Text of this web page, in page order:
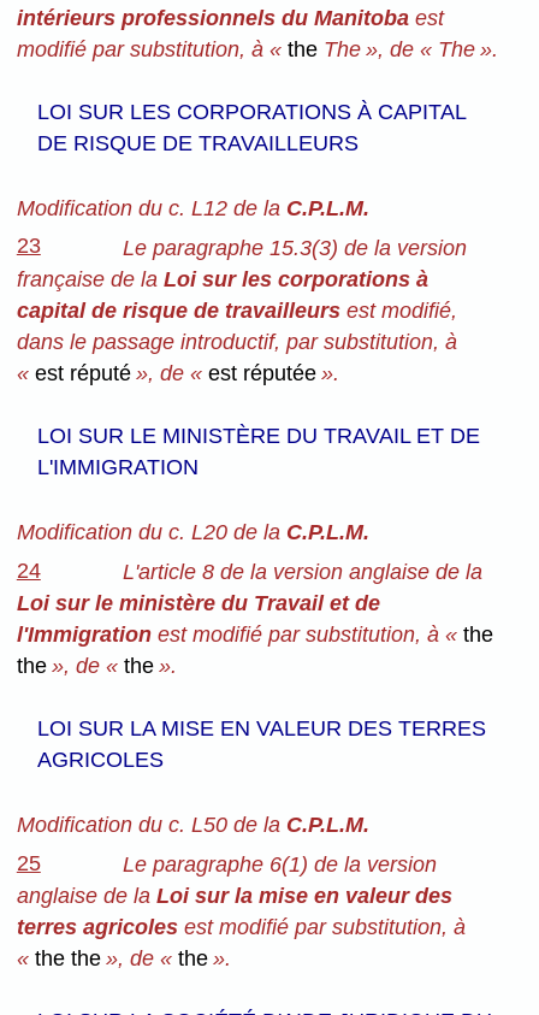
intérieurs professionnels du Manitobaest
modifié par substitution, à « the The », de « The ».
LOI SUR LES CORPORATIONS À CAPITAL
DE RISQUE DE TRAVAILLEURS
Modification du c. L12 de la C.P.L.M.
23
Le paragraphe 15.3(3) de la version
française de la Loi sur les corporations à
capital de risque de travailleursest modifié,
dans le passage introductif, par substitution, à
« est réputé», de « est réputée».
LOI SUR LE MINISTÈRE DU TRAVAIL ET DE
L'IMMIGRATION
Modification du c. L20 de la C.P.L.M.
24
L'article 8 de la version anglaise de la
Loi sur le ministère du Travail et de
l'Immigrationest modifié par substitution, à « the
the», de « the».
LOI SUR LA MISE EN VALEUR DES TERRES
AGRICOLES
Modification du c. L50 de la C.P.L.M.
25
Le paragraphe 6(1) de la version
anglaise de la Loi sur la mise en valeur des
terres agricolesest modifié par substitution, à
« the the», de « the».